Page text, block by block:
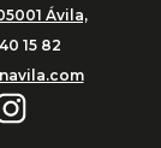
Ávila,
15 82